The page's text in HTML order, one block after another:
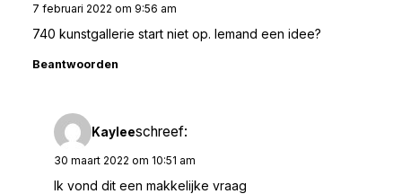
7 februari 2022 om 9:56 am
740 kunstgallerie start niet op. Iemand een idee?
Beantwoorden
Kayleeschreef:
30 maart 2022 om 10:51 am
Ik vond dit een makkelijke vraag